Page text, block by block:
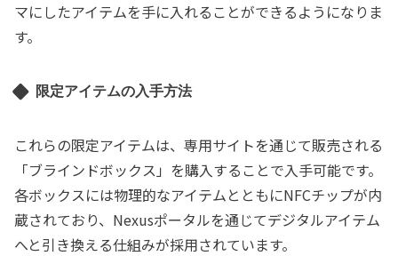
マにしたアイテムを手に入れることができるようになりま
す。
限定アイテムの入手方法
これらの限定アイテムは、専用サイトを通じて販売される
「ブラインドボックス」を購入することで入手可能です。
各ボックスには物理的なアイテムとともにNFCチップが内
蔵されており、Nexusポータルを通じてデジタルアイテム
へと引き換える仕組みが採用されています。